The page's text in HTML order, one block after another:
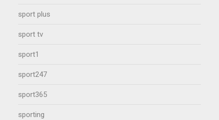
sport plus
sport tv
sport1
sport247
sport365
sporting